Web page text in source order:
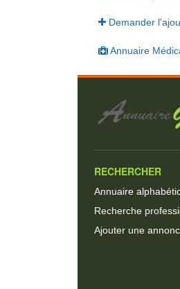
Demander
Annuaire
RECHERCHER
Annuaire
Recherche
Ajouter une